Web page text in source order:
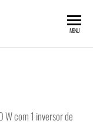
MENU
com 1 inversor de